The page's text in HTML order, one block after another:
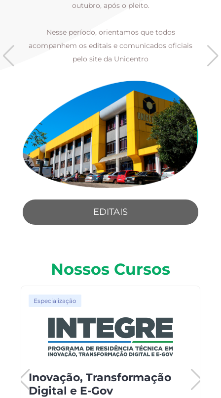
outubro, após o pleito.
Nesse período, orientamos que todos
acompanhem os editais e comunicados oficiais
pelo site da Unicentro
EDITAIS
Nossos Cursos
Especialização
Inovação, Transformação
Digital e E-Gov